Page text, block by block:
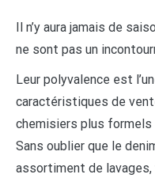
Il n’y aura jamais de
ne sont pas un
Leur polyvalence est
caractéristiques de
chemisiers plus
Sans oublier que le
assortiment de